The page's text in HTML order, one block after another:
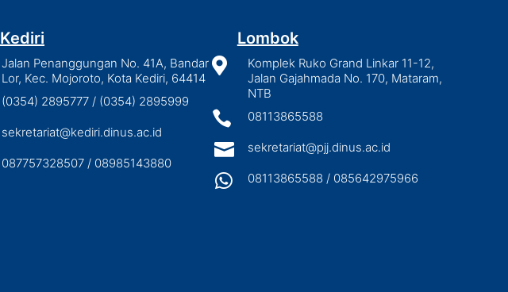
Kediri
Jalan Penanggungan No. 41A, Bandar
Lor, Kec. Mojoroto, Kota Kediri, 64414
(0354) 2895777 / (0354) 2895999
sekretariat@kediri.dinus.ac.id
087757328507 / 08985143880
Lombok

Komplek Ruko Grand Linkar 11-12,
Jalan Gajahmada No. 170, Mataram,
NTB
 08113865588
 sekretariat@pjj.dinus.ac.id
 08113865588 / 085642975966